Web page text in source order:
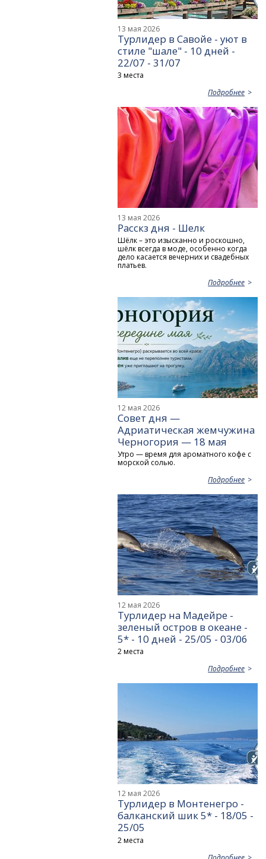
13 мая 2026
Турлидер в Савойе - уют в
стиле "шале" - 10 дней -
22/07 - 31/07
3 места
Подробнее
13 мая 2026
Расскз дня - Шелк
Шёлк – это изысканно и роскошно,
шёлк всегда в моде, особенно когда
дело касается вечерних и свадебных
платьев.
Подробнее
12 мая 2026
Совет дня —
Адриатическая жемчужина
Черногория — 18 мая
Утро — время для ароматного кофе с
морской солью.
Подробнее
12 мая 2026
Турлидер на Мадейре -
зеленый остров в океане -
5* - 10 дней - 25/05 - 03/06
2 места
Подробнее
12 мая 2026
Турлидер в Монтенегро -
балканский шик 5* - 18/05 -
25/05
2 места